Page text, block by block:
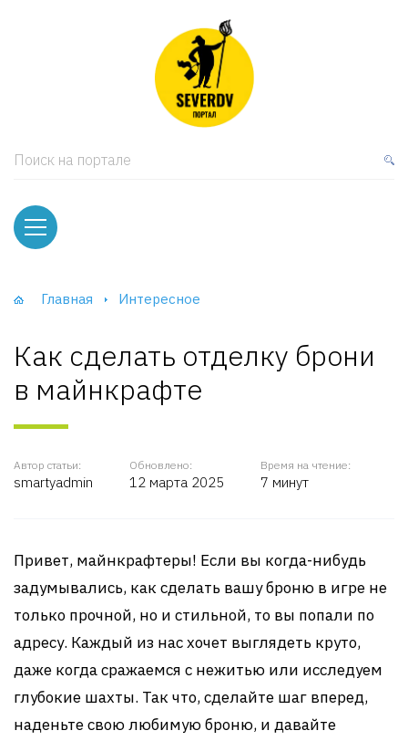
Поиск на портале
Главная Интересное
Как сделать отделку брони
в майнкрафте
Автор статьи:
smartyadmin
Обновлено:
12 марта 2025
Время на чтение:
7 минут
Привет, майнкрафтеры! Если вы когда-нибудь
задумывались, как сделать вашу броню в игре не
только прочной, но и стильной, то вы попали по
адресу. Каждый из нас хочет выглядеть круто,
даже когда сражаемся с нежитью или исследуем
глубокие шахты. Так что, сделайте шаг вперед,
наденьте свою любимую броню, и давайте
и тумбы